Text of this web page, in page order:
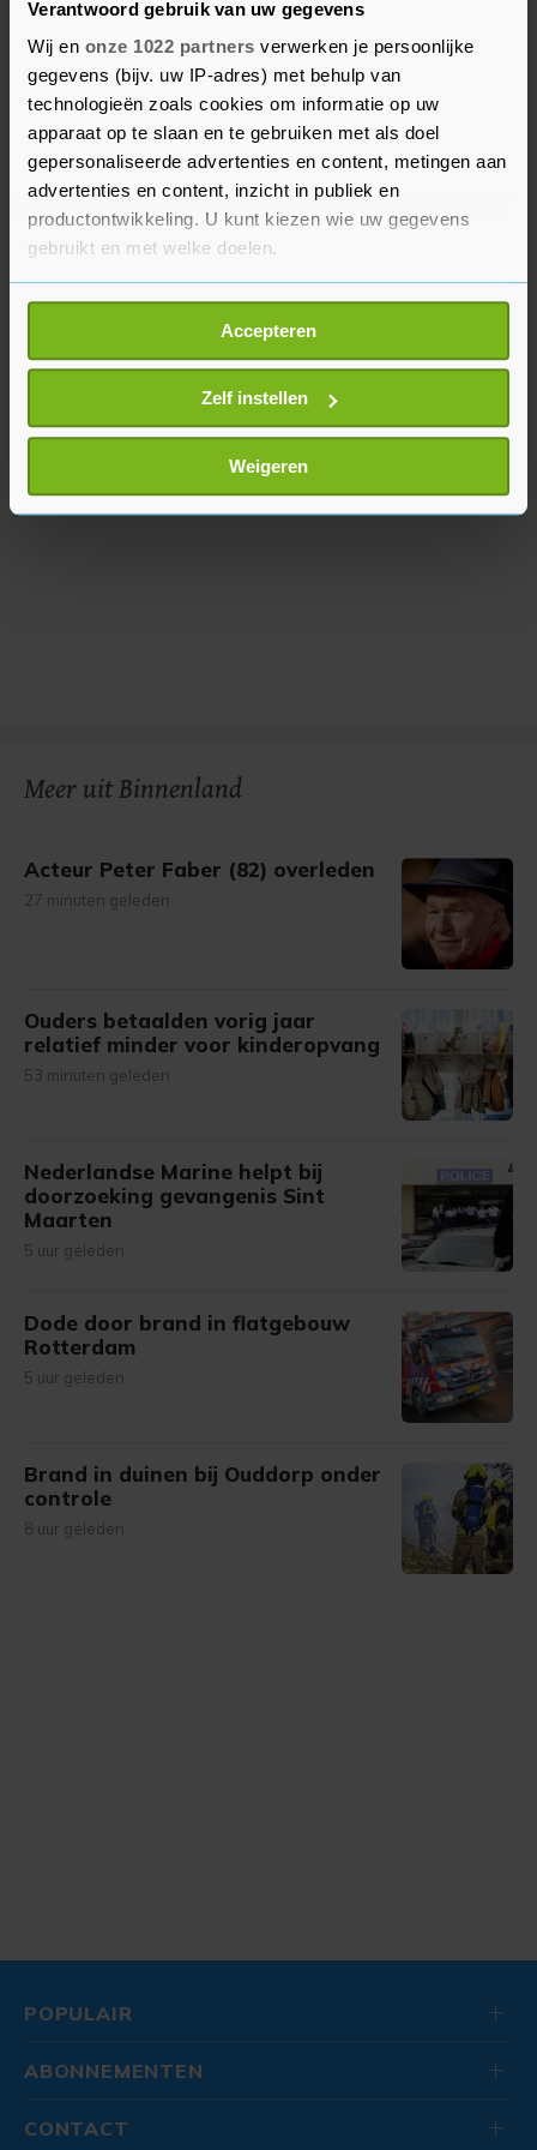
Verantwoord gebruik van uw gegevens
Wij en onze 1022 partners verwerken je persoonlijke
gegevens (bijv. uw IP-adres) met behulp van
technologieën zoals cookies om informatie op uw
apparaat op te slaan en te gebruiken met als doel
gepersonaliseerde advertenties en content, metingen aan
advertenties en content, inzicht in publiek en
productontwikkeling. U kunt kiezen wie uw gegevens
gebruikt en met welke doelen.
Als u het toestaat, willen we ook graag:
Informatie verzamelen over uw geografische
locatie, die tot een paar meter nauwkeurig kan zijn
Uw apparaat identificeren door het actief te
scannen op specifieke eigenschappen (fingerprinting)
Lees meer over hoe uw persoonlijke gegevens worden
verwerkt en stel uw voorkeuren in het
U kunt uw toestemming op elk moment wijzigen of
Accepteren
Zelf instellen
Weigeren
trokken volgens de organisatie bij elkaar 6
miljoen bezoekers met in totaal 270
kunstwerken.
Afgelopen zaterdag maakte het kabinet bekend
dat ons land opnieuw in lockdown gaat, vanwege
de snelle verspreiding van de nieuwe variant van
het coronavirus.
Meer uit Binnenland
Acteur Peter Faber (82) overleden
27 minuten geleden
Ouders betaalden vorig jaar
relatief minder voor kinderopvang
53 minuten geleden
Nederlandse Marine helpt bij
doorzoeking gevangenis Sint
Maarten
5 uur geleden
Dode door brand in flatgebouw
Rotterdam
5 uur geleden
Brand in duinen bij Ouddorp onder
controle
8 uur geleden
POPULAIR
ABONNEMENTEN
CONTACT